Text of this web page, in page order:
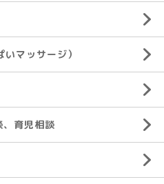
マッサージ）
育児相談